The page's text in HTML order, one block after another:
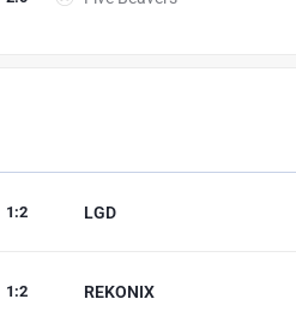
LGD
1 :2
REKONIX
1 :2